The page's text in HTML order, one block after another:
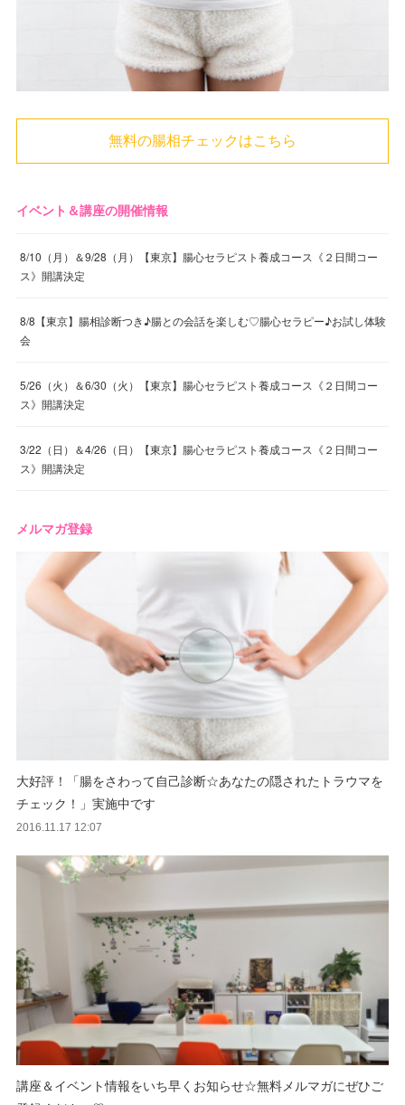
無料の腸相チェックはこちら
イベント＆講座の開催情報
8/10（月）＆9/28（月）【東京】腸心セラピスト養成コース《２日間コー
ス》開講決定
8/8【東京】腸相診断つき♪腸との会話を楽しむ♡腸心セラピー♪お試し体験
会
5/26（火）＆6/30（火）【東京】腸心セラピスト養成コース《２日間コー
ス》開講決定
3/22（日）＆4/26（日）【東京】腸心セラピスト養成コース《２日間コー
ス》開講決定
メルマガ登録
大好評！「腸をさわって自己診断☆あなたの隠されたトラウマを
チェック！」実施中です
2016.11.17 12:07
講座＆イベント情報をいち早くお知らせ☆無料メルマガにぜひご